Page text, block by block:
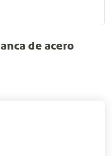
de acero
acero inoxidable 18/10